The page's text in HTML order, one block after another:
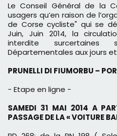
Le Conseil Général de la Corse-du-Sud informe les
usagers qu’en raison de
de Corse cycliste" qui se
Juin, Juin 2014, la
interdite surcertaines
Départementales aux jours
PRUNELLI DI FIUMORBU –
- Etape en ligne -
SAMEDI 31 MAI 2014 A
PASSAGE DELA « VOITURE